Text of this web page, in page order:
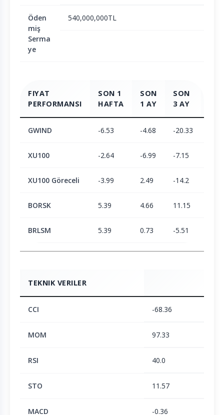
Öden
miş
Serma
ye
540,000,000TL
FIYAT
PERFORMANSI
SON 1
HAFTA
SON
1 AY
SON
3 AY
GWIND -6.53 -4.68 -20.33
XU100 -2.64 -6.99 -7.15
XU100 Göreceli -3.99 2.49 -14.2
BORSK 5.39 4.66 11.15
BRLSM 5.39 0.73 -5.51
TEKNIK VERILER
CCI -68.36
MOM 97.33
RSI 40.0
STO 11.57
MACD -0.36